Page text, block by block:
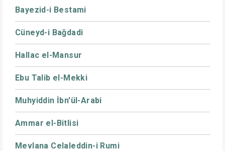
Bayezid-i Bestami
Cüneyd-i Bağdadi
Hallac el-Mansur
Ebu Talib el-Mekki
Muhyiddin İbn'ül-Arabi
Ammar el-Bitlisi
Mevlana Celaleddin-i Rumi